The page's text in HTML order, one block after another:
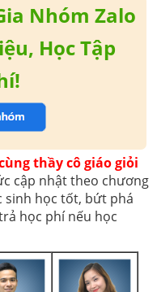
Nhóm Zalo
Học Tập
thầy cô giáo giỏi
cập nhật theo chương
sinh học tốt, bứt phá
học phí nếu học